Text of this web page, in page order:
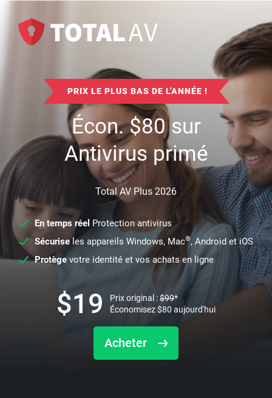
PRIX LE PLUS BAS DE L'ANNÉE !
Écon.$80sur
Antivirus primé
Total AV Plus 2026
En temps réel Protection antivirus
Sécuriseles appareils Windows, Mac®, Android et iOS
Protège votre identité et vos achats en ligne
Acheter
$19 Prix original :$99*
Économisez$80 aujourd'hui